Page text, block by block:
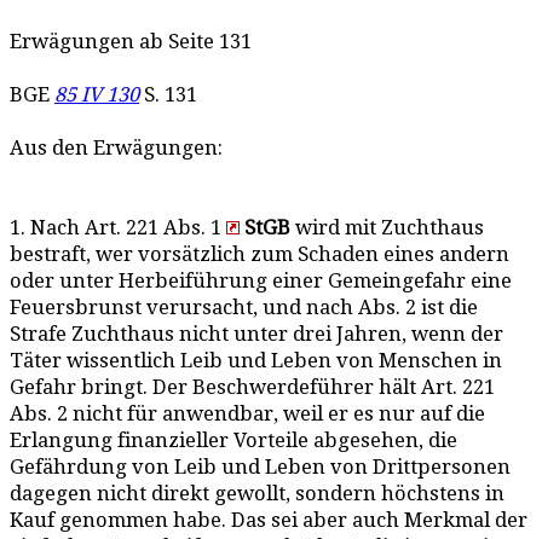
Erwägungen ab Seite 131
BGE 85 IV 130S. 131
Aus den Erwägungen:
1. Nach Art. 221 Abs. 1 StGB wird mit Zuchthaus
bestraft, wer vorsätzlich zum Schaden eines andern
oder unter Herbeiführung einer Gemeingefahr eine
Feuersbrunst verursacht, und nach Abs. 2 ist die
Strafe Zuchthaus nicht unter drei Jahren, wenn der
Täter wissentlich Leib und Leben von Menschen in
Gefahr bringt. Der Beschwerdeführer hält Art. 221
Abs. 2 nicht für anwendbar, weil er es nur auf die
Erlangung finanzieller Vorteile abgesehen, die
Gefährdung von Leib und Leben von Drittpersonen
dagegen nicht direkt gewollt, sondern höchstens in
Kauf genommen habe. Das sei aber auch Merkmal der